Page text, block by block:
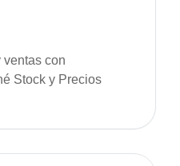
ventas con
Stock y Precios